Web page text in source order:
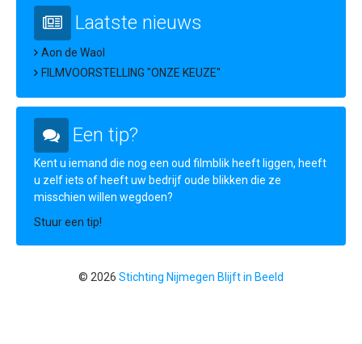
Laatste nieuws
Aon de Waol
FILMVOORSTELLING "ONZE KEUZE"
Een tip?
Kent u iemand die nog een oud filmblik heeft liggen, heeft
u zelf iets of heeft uw bedrijf oude blikken die ze
misschien willen wegdoen?
Stuur een tip!
© 2026 Stichting Nijmegen Blijft in Beeld